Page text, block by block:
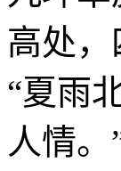
高处
“夏雨
人情